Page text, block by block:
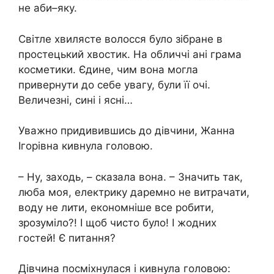
не аби–яку.
Світле хвилясте волосся було зібране в
простецький хвостик. На обличчі ані грама
косметики. Єдине, чим вона могла
привернути до себе увагу, були її очі.
Величезні, сині і ясні…
Уважно придивившись до дівчини, Жанна
Ігорівна кивнула головою.
– Ну, заходь, – сказала вона. – Значить так,
люба моя, електрику даремно не витрачати,
воду не лити, економніше все робити,
зрозуміло?! І щоб чисто було! І жодних
гостей! Є питання?
Дівчина посміхнулася і кивнула головою: